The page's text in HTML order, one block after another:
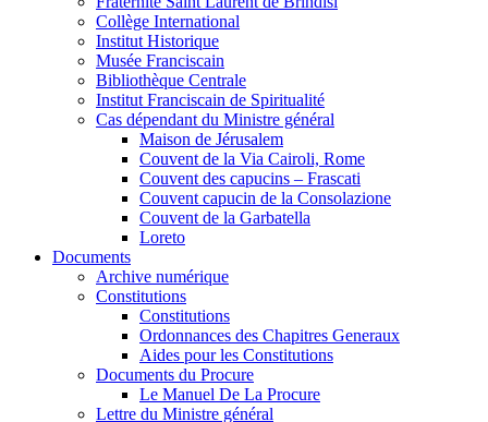
Collège International
Institut Historique
Musée Franciscain
Bibliothèque Centrale
Institut Franciscain de Spiritualité
Cas dépendant du Ministre général
Maison de Jérusalem
Couvent de la Via Cairoli, Rome
Couvent des capucins – Frascati
Couvent capucin de la Consolazione
Couvent de la Garbatella
Loreto
Documents
Archive numérique
Constitutions
Constitutions
Ordonnances des Chapitres Generaux
Aides pour les Constitutions
Documents du Procure
Le Manuel De La Procure
Lettre du Ministre général